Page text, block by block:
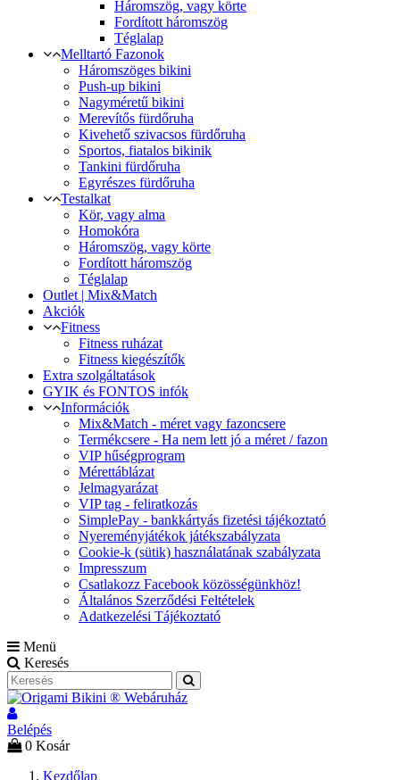
Háromszög, vagy körte
Fordított háromszög
Téglalap
Melltartó Fazonok
Háromszöges bikini
Push-up bikini
Nagyméretű bikini
Merevítős fürdőruha
Kivehető szivacsos fürdőruha
Sportos, fiatalos bikinik
Tankini fürdőruha
Egyrészes fürdőruha
Testalkat
Kör, vagy alma
Homokóra
Háromszög, vagy körte
Fordított háromszög
Téglalap
Outlet | Mix&Match
Akciók
Fitness
Fitness ruházat
Fitness kiegészítők
Extra szolgáltatások
GYIK és FONTOS infók
Információk
Mix&Match - méret vagy fazoncsere
Termékcsere - Ha nem lett jó a méret / fazon
VIP hűségprogram
Mérettáblázat
Jelmagyarázat
VIP tag - feliratkozás
SimplePay - bankkártyás fizetési tájékoztató
Nyereményjátékok játékszabályzata
Cookie-k (sütik) használatának szabályzata
Impresszum
Csatlakozz Facebook közösségünkhöz!
Általános Szerződési Feltételek
Adatkezelési Tájékoztató
Menü
Keresés
Belépés
0 Kosár
Kezdőlap